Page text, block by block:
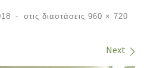
- στις διαστάσεις 960 × 720
Next